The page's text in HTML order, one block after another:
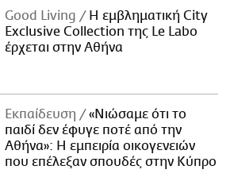
Good Living
Η εμβληματική City
Exclusive Collection της Le Labo
έρχεται στην Αθήνα
Εκπαίδευση
«Νιώσαμε ότι το
παιδί δεν έφυγε ποτέ από την
Αθήνα»: Η εμπειρία οικογενειών
που επέλεξαν σπουδές στην Κύπρο